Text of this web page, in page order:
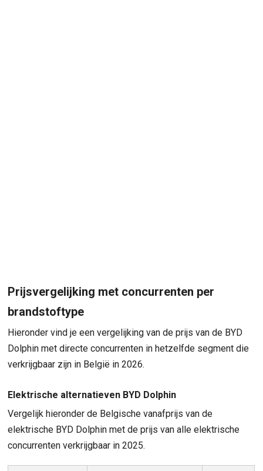
Prijsvergelijking met concurrenten per
brandstoftype
Hieronder vind je een vergelijking van de prijs van de BYD
Dolphin met directe concurrenten in hetzelfde segment die
verkrijgbaar zijn in België in 2026.
Elektrische alternatieven BYD Dolphin
Vergelijk hieronder de Belgische vanafprijs van de
elektrische BYD Dolphin met de prijs van alle elektrische
concurrenten verkrijgbaar in 2025.